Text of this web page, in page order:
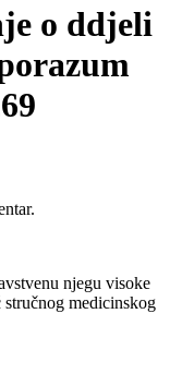
o ddjeli
njegu visoke
medicinskog